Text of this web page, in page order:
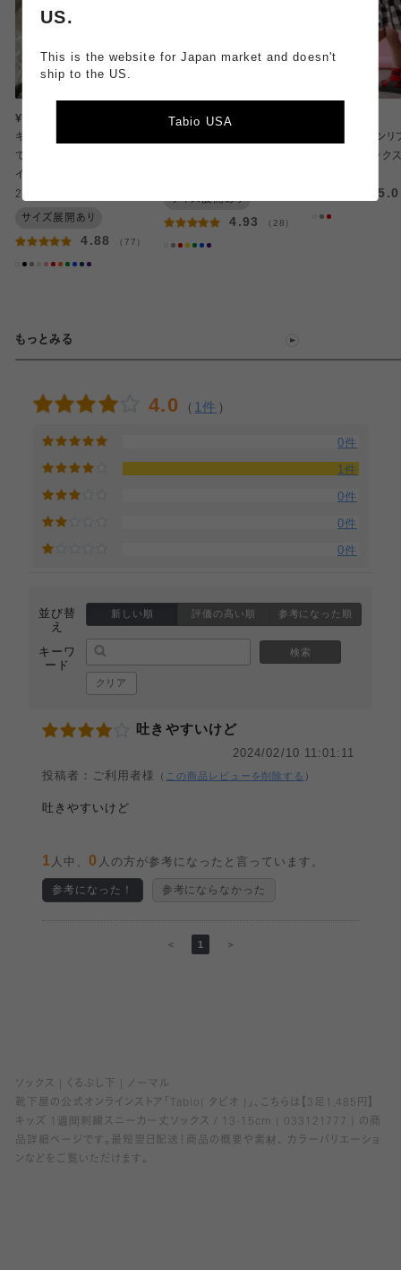
¥550～
キッズ 表糸コットン100%
で毛玉が出来にくい:リブハ
イクルー丈ソックス / 19-
21cm
サイズ展開あり
4.88 （77）
¥660～
サイズ展開あり
4.93 （28）
キッズ コットン
ンショートソッ
もっとみる
4.0 （ 1件 ）
0件
1件
0件
0件
0件
並び替
え
新しい順 評価の高い順 参考になった順
キーワ
ード
検索
クリア
吐きやすいけど
2024/02/10 11:01:11
投稿者：ご利用者様
（ この商品レビューを削除する ）
吐きやすいけど
1 人中、0 人の方が参考になったと言っています。
参考になった！ 参考にならなかった
＜ 1 ＞
ソックス くるぶし下
ノーマル
靴下屋の公式オンラインストア「Tabio( タビオ )」、こちらは【3足1,485円】
キッズ 1週間刺繍スニーカー丈ソックス / 13-15cm ( 033121777 ) の商
品詳細ページです。最短翌日配送！商品の概要や素材、 カラーバリエーショ
ンなどをご覧いただけます。
US.
This is the website for Japan market and doesn't
ship to the US.
Tabio USA